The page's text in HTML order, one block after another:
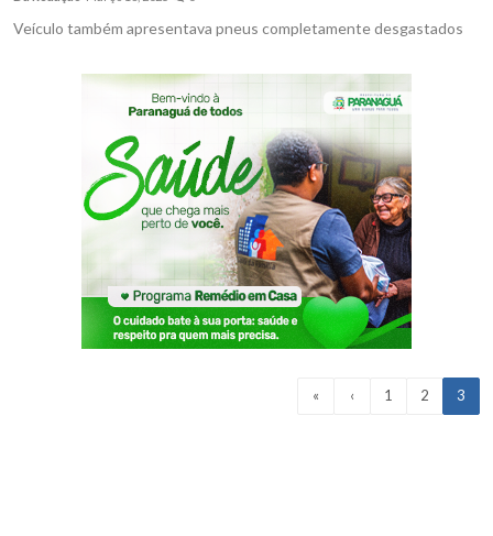
Veículo também apresentava pneus completamente desgastados
« ‹ 1 2 3